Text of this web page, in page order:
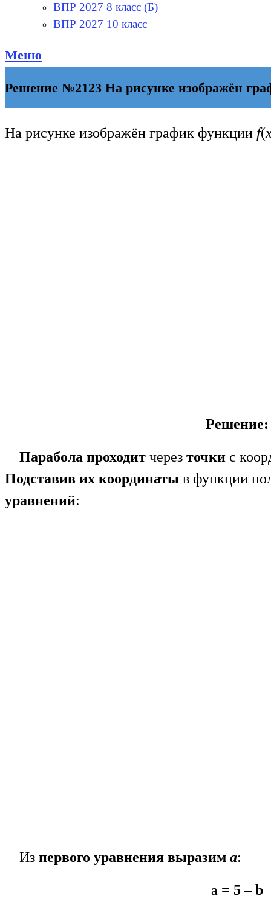
ВПР 2027 8 класс (Б)
ВПР 2027 10 класс
Меню
Решение №2123 На рисунке изображён
На рисунке изображён график функции f(
Решение:
Парабола проходит через точки с
Подставив их координаты в функции
уравнений:
Из первого уравнения выразим а:
а = 5 – b